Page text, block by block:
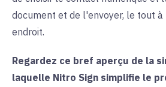
document et de l'envoyer, le tout
endroit.
Regardez ce bref aperçu de la
laquelle Nitro Sign simplifie le